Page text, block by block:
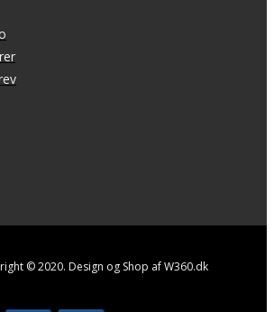
© 2020. Design og Shop af W360.dk